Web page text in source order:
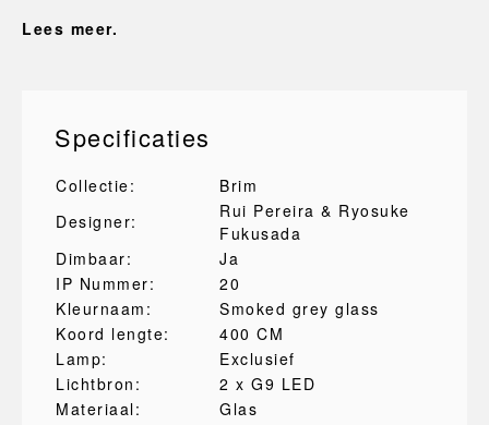
Lees meer.
Specificaties
Collectie:
Brim
Designer:
Rui Pereira & Ryosuke
Fukusada
Dimbaar:
Ja
IP Nummer:
20
Kleurnaam:
Smoked grey glass
Koord lengte:
400 CM
Lamp:
Exclusief
Lichtbron:
2 x G9 LED
Materiaal:
Glas